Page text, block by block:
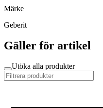
Märke
Geberit
Gäller för artikel
Utöka alla produkter